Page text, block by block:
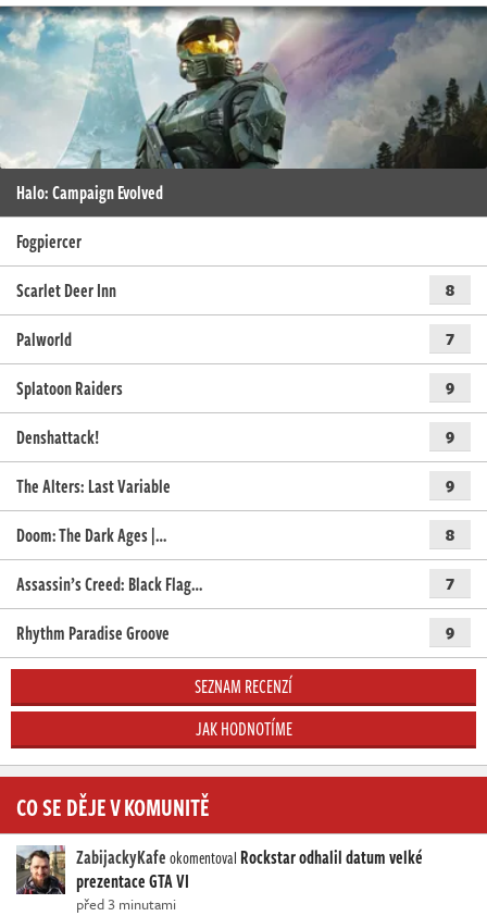
Halo: Campaign Evolved
Fogpiercer
Scarlet Deer Inn
8
Palworld 7
Splatoon Raiders 9
Denshattack! 9
The Alters: Last Variable 9
Doom: The Dark Ages |… 8
Assassin’s Creed: Black Flag… 7
Rhythm Paradise Groove 9
SEZNAM RECENZÍ
JAK HODNOTÍME
CO SE DĚJE V KOMUNITĚ
ZabijackyKafeokomentoval Rockstar odhalil datum velké
prezentace GTA VI
před 3 minutami